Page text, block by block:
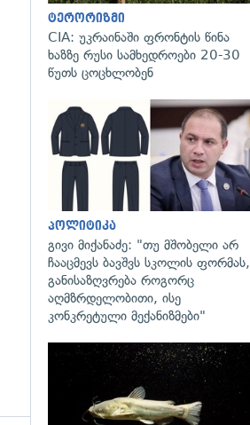
ტერორიზმი
CIA: უკრაინაში ფრონტის წინა
ხაზზე რუსი სამხედროები 20-30
წუთს ცოცხლობენ
პოლიტიკა
გივი მიქანაძე: "თუ მშობელი არ
ჩააცმევს ბავშვს სკოლის ფორმას,
განისაზღვრება როგორც
აღმზრდელობითი, ისე
კონკრეტული მექანიზმები"